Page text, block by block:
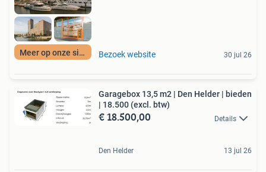
Meer op onze site Bezoek website 30 jul 26
Garagebox 13,5 m2 | Den Helder | bieden
| 18.500 (excl. btw)
€ 18.500,00 Details
Den Helder 13 jul 26